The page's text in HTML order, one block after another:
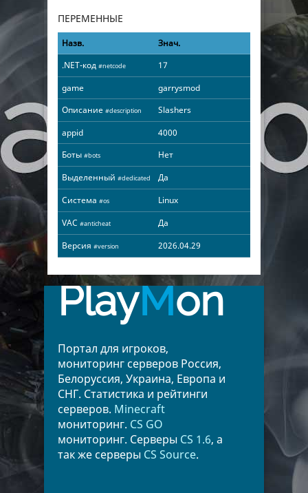
ПЕРЕМЕННЫЕ
Назв.
Знач.
.NET-код #netcode
17
game
garrysmod
Описание #description
Slashers
appid
4000
Боты #bots
Нет
Выделенный #dedicated
Да
Система #os
Linux
VAC #anticheat
Да
Версия #version 2026.04.29
PlayMon
Портал для игроков,
мониторинг серверов Россия,
Белоруссия, Украина, Европа и
СНГ. Статистика и рейтинги
серверов. Minecraft
мониторинг. CS GO
мониторинг. Серверы CS 1.6, а
так же серверы CS Source.